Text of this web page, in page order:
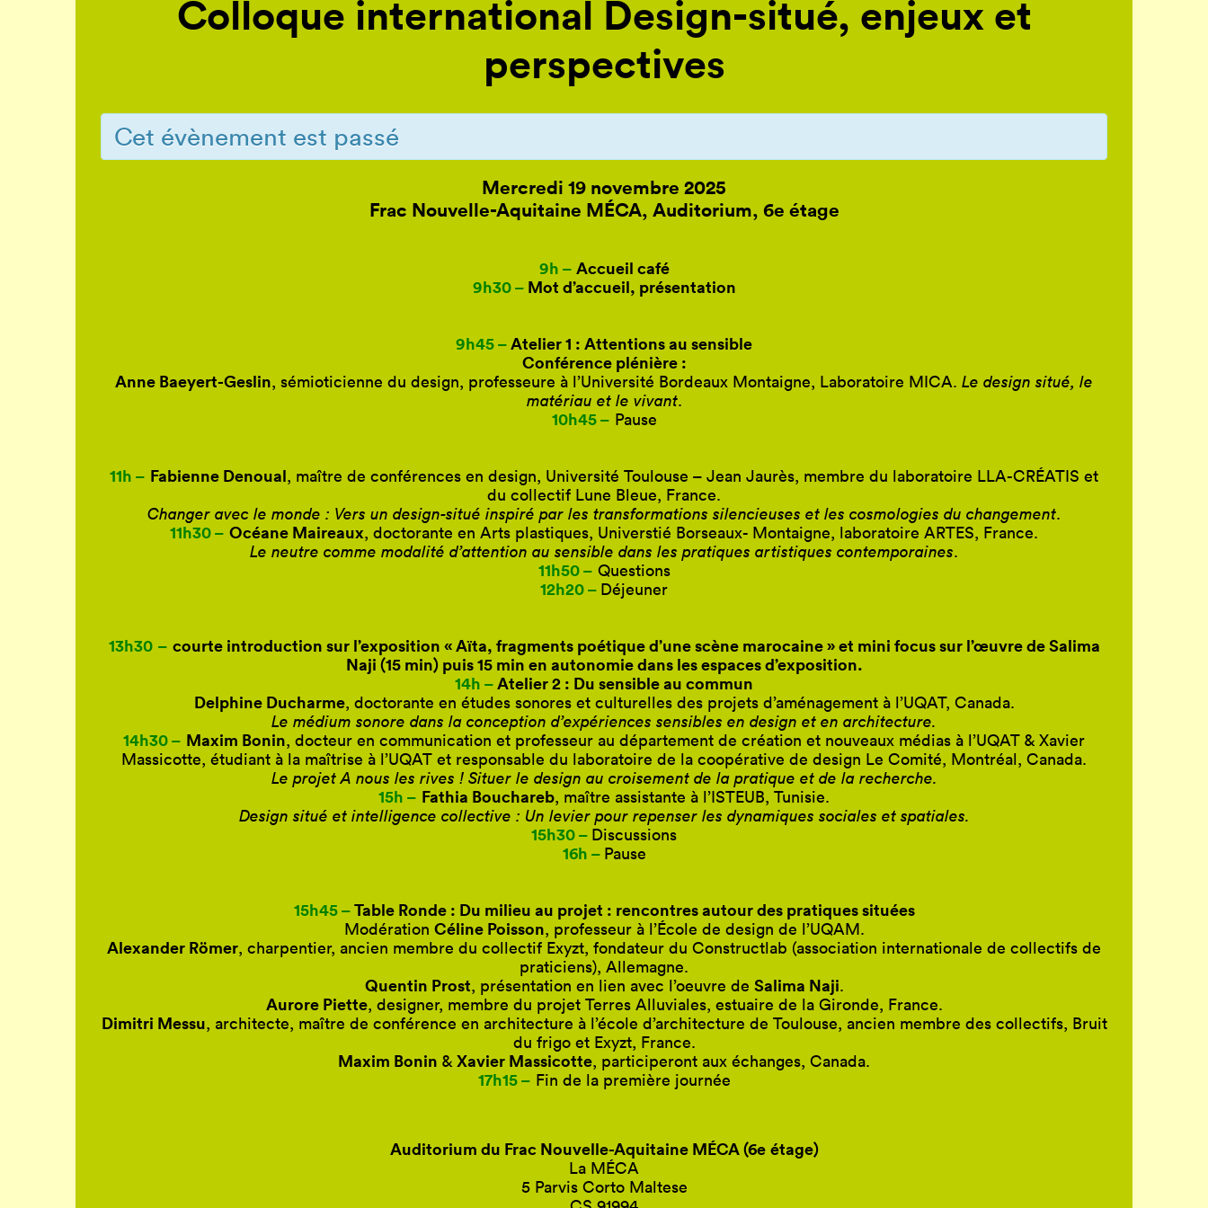
Colloque international Design-situé, enjeux et
perspectives
Cet évènement est passé
Mercredi 19 novembre 2025
Frac Nouvelle-Aquitaine MÉCA, Auditorium, 6e étage
9h – Accueil café
9h30 – Mot d’accueil, présentation
9h45 –Atelier 1 : Attentions au sensible
Conférence plénière :
Anne Baeyert-Geslin, sémioticienne du design, professeure à l’Université Bordeaux Montaigne, Laboratoire MICA. Le design situé, le
matériau et le vivant.
10h45 – Pause
11h – Fabienne Denoual, maître de conférences en design, Université Toulouse – Jean Jaurès, membre du laboratoire LLA-CRÉATIS et
du collectif Lune Bleue, France.
Changer avec le monde : Vers un design-situé inspiré par les transformations silencieuses et les cosmologies du changement.
11h30 – Océane Maireaux, doctorante en Arts plastiques, Universtié Borseaux- Montaigne, laboratoire ARTES, France.
Le neutre comme modalité d’attention au sensible dans les pratiques artistiques contemporaines.
11h50 – Questions
12h20 – Déjeuner
13h30 – courte introduction sur l’exposition « Aïta, fragments poétique d’une scène marocaine » et mini focus sur l’œuvre de Salima
Naji (15 min) puis 15 min en autonomie dans les espaces d’exposition.
14h –Atelier 2 : Du sensible au commun
Delphine Ducharme, doctorante en études sonores et culturelles des projets d’aménagement à l’UQAT, Canada.
Le médium sonore dans la conception d’expériences sensibles en design et en architecture.
14h30 – Maxim Bonin, docteur en communication et professeur au département de création et nouveaux médias à l’UQAT & Xavier
Massicotte, étudiant à la maîtrise à l’UQAT et responsable du laboratoire de la coopérative de design Le Comité, Montréal, Canada.
Le projet A nous les rives ! Situer le design au croisement de la pratique et de la recherche.
15h – Fathia Bouchareb, maître assistante à l’ISTEUB, Tunisie.
Design situé et intelligence collective : Un levier pour repenser les dynamiques sociales et spatiales.
15h30 – Discussions
16h – Pause
15h45 –Table Ronde : Du milieu au projet : rencontres autour des pratiques situées
Modération Céline Poisson, professeur à l’École de design de l’UQAM.
Alexander Römer, charpentier, ancien membre du collectif Exyzt, fondateur du Constructlab (association internationale de collectifs de
praticiens), Allemagne.
Quentin Prost, présentation en lien avec l’oeuvre de Salima Naji.
Aurore Piette, designer, membre du projet Terres Alluviales, estuaire de la Gironde, France.
Dimitri Messu, architecte, maître de conférence en architecture à l’école d’architecture de Toulouse, ancien membre des collectifs, Bruit
du frigo et Exyzt, France.
Maxim Bonin &Xavier Massicotte, participeront aux échanges, Canada.
17h15 – Fin de la première journée
Auditorium du Frac Nouvelle-Aquitaine MÉCA (6e étage)
La MÉCA
5 Parvis Corto Maltese